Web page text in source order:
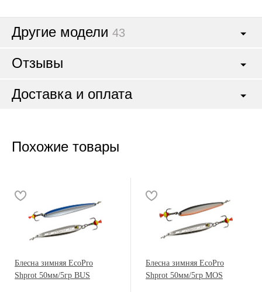
Другие модели 43
Отзывы
Доставка и оплата
Похожие товары
Блесна зимняя EcoPro
Shprot 50мм/5гр BUS
Блесна зимняя EcoPro
Shprot 50мм/5гр MOS